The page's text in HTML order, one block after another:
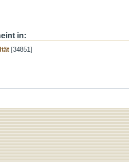
in:
[34851]